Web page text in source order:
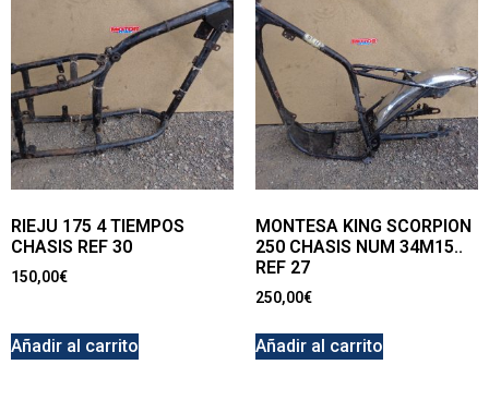
RIEJU 175 4 TIEMPOS
CHASIS REF 30
150,00€
Añadir al carrito
MONTESA KING SCORPION
250 CHASIS NUM 34M15..
REF 27
250,00€
Añadir al carrito